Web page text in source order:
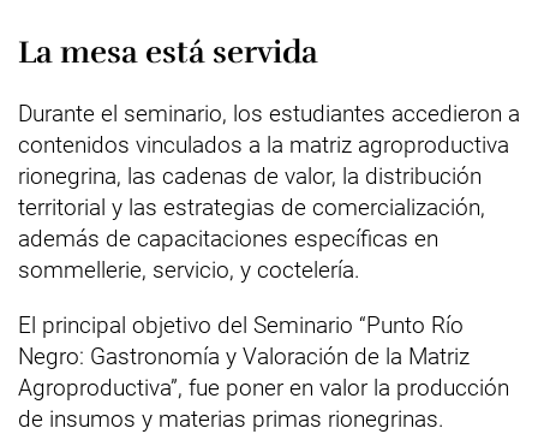
La mesa está servida
Durante el seminario, los estudiantes accedieron a
contenidos vinculados a la matriz agroproductiva
rionegrina, las cadenas de valor, la distribución
territorial y las estrategias de comercialización,
además de capacitaciones específicas en
sommellerie, servicio, y coctelería.
El principal objetivo del Seminario “Punto Río
Negro: Gastronomía y Valoración de la Matriz
Agroproductiva”, fue poner en valor la producción
de insumos y materias primas rionegrinas.